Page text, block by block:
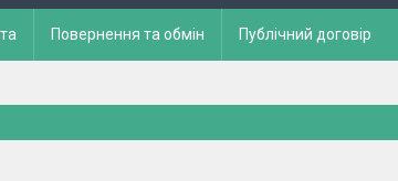
Повернення та обмін Публічний договір